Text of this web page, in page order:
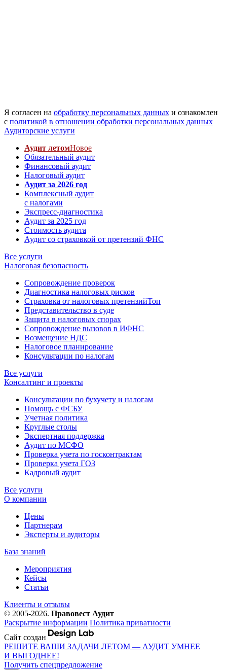
Я согласен на обработку персональных данных и ознакомлен
с политикой в отношении обработки персональных данных
Аудиторские услуги
Аудит летомНовое
Обязательный аудит
Финансовый аудит
Налоговый аудит
Аудит за 2026 год
Комплексный аудит
с налогами
Экспресс-диагностика
Аудит за 2025 год
Стоимость аудита
Аудит со страховкой от претензий ФНС
Все услуги
Налоговая безопасность
Сопровождение проверок
Диагностика налоговых рисков
Страховка от налоговых претензийТоп
Представительство в суде
Защита в налоговых спорах
Сопровождение вызовов в ИФНС
Возмещение НДС
Налоговое планирование
Консультации по налогам
Все услуги
Консалтинг и проекты
Консультации по бухучету и налогам
Помощь с ФСБУ
Учетная политика
Круглые столы
Экспертная поддержка
Аудит по МСФО
Проверка учета по госконтрактам
Проверка учета ГОЗ
Кадровый аудит
Все услуги
О компании
Цены
Партнерам
Эксперты и аудиторы
База знаний
Мероприятия
Кейсы
Статьи
Клиенты и отзывы
© 2005-2026. Правовест Аудит
Раскрытие информации Политика приватности
Сайт создан
РЕШИТЕ ВАШИ ЗАДАЧИ ЛЕТОМ — АУДИТ УМНЕЕ
И ВЫГОДНЕЕ!
Получить спецпредложение